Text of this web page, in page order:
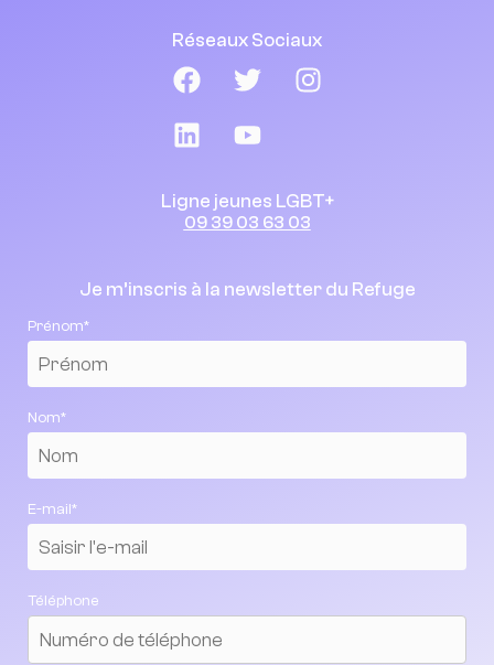
Réseaux Sociaux
Je m’inscris à la newsletter du Refuge
Prénom*
Nom*
E-mail*
Téléphone
Ligne jeunes LGBT+
09 39 03 63 03